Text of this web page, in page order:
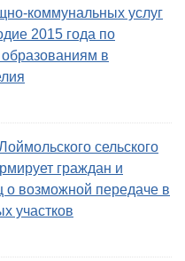
коммунальных услуг
2015 года по
в
сельского
граждан и
о возможной передаче в
участков